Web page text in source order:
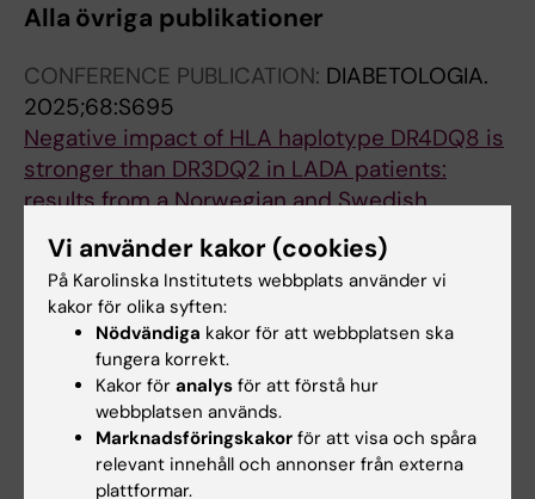
Alla övriga publikationer
CONFERENCE PUBLICATION: DIABETOLOGIA.
2025;68:S695
Negative impact of HLA haplotype DR4DQ8 is
stronger than DR3DQ2 in LADA patients:
results from a Norwegian and Swedish
population
Grill V; Hals I; Carlsson S; Edstorp J; Ahlqvist E;
Sorgjerd E
Alla författare
CONFERENCE PUBLICATION:DIABETOLOGIA.
2025;68:S186-S187
Smoking, genetic susceptibility, and the risk
of type 2 diabetes subtypes
Keysendal E; Ahlqvist E; Asvold BO; Edstorp J;
Vi använder kakor (cookies)
På Karolinska Institutets webbplats använder vi
kakor för olika syften:
Nödvändiga kakor för att webbplatsen ska
fungera korrekt.
Kakor för analys för att förstå hur
webbplatsen används.
Marknadsföringskakor för att visa och spåra
relevant innehåll och annonser från externa
plattformar.